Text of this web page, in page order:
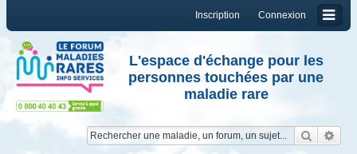
Connexion
Inscription
L'espace d'échange pour les
personnes touchées par une
maladie rare